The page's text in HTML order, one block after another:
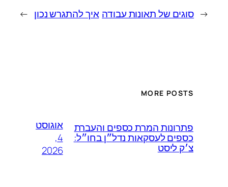
← סוגים של תאונות עבודה איך להתגרש נכון →
MORE POSTS
פתרונות המרת כספים והעברת
כספים לעסקאות נדל״ן בחו״ל:
צ׳ק ליסט
אוגוסט
4,
2026